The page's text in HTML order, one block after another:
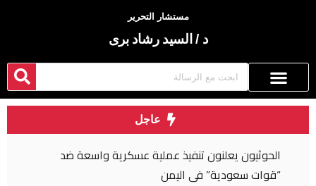
مستشار التحرير
د / السيد رشاد برى
عاجل
الحوثيون يعلنون تنفيذ عملية عسكرية واسعة ضد
“قوات سعودية” في اليمن